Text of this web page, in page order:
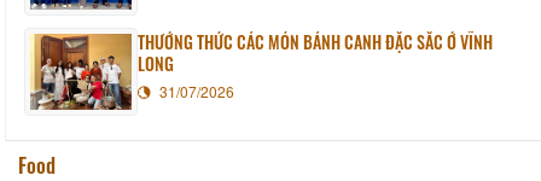
THƯỞNG THỨC CÁC MÓN BÁNH CANH ĐẶC SẮC Ở VĨNH
LONG
31/07/2026
Food